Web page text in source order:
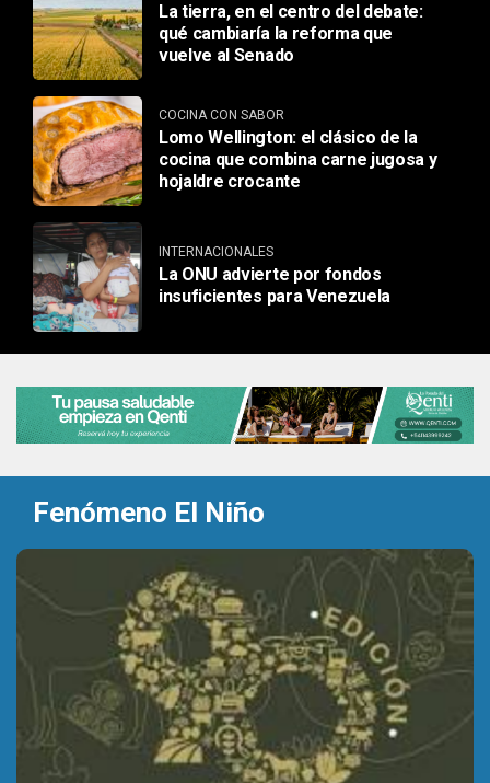
La tierra, en el centro del debate:
qué cambiaría la reforma que
vuelve al Senado
COCINA CON SABOR
Lomo Wellington: el clásico de la
cocina que combina carne jugosa y
hojaldre crocante
INTERNACIONALES
La ONU advierte por fondos
insuficientes para Venezuela
Fenómeno El Niño